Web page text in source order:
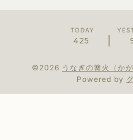
TODAY
425
©2026 うなぎの篝火（かが
Powered by